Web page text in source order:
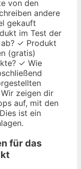
von den
andere
gekauft
im Test der
✓ Produkt
(gratis)
✓ Wie
zeigen dir
auf, mit den
ist ein
für das